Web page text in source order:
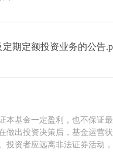
期定额投资业务的公告
基金一定盈利，也不保证
出投资决策后，基金运营
资者应远离非法证券活动